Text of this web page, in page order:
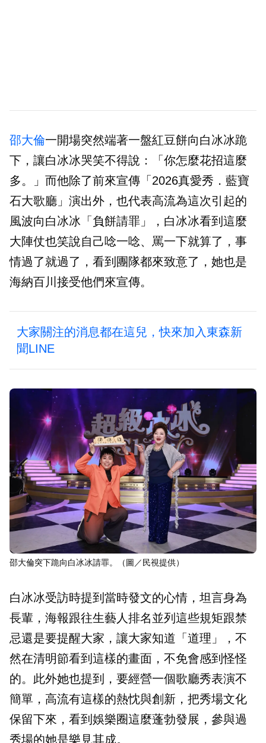
邵大倫一開場突然端著一盤紅豆餅向白冰冰跪
下，讓白冰冰哭笑不得說：「你怎麼花招這麼
多。」而他除了前來宣傳「2026真愛秀．藍寶
石大歌廳」演出外，也代表高流為這次引起的
風波向白冰冰「負餅請罪」，白冰冰看到這麼
大陣仗也笑說自己唸一唸、罵一下就算了，事
情過了就過了，看到團隊都來致意了，她也是
海納百川接受他們來宣傳。
大家關注的消息都在這兒，快來加入東森新
聞LINE
邵大倫突下跪向白冰冰請罪。（圖／民視提供）
白冰冰受訪時提到當時發文的心情，坦言身為
長輩，海報跟往生藝人排名並列這些規矩跟禁
忌還是要提醒大家，讓大家知道「道理」，不
然在清明節看到這樣的畫面，不免會感到怪怪
的。此外她也提到，要經營一個歌廳秀表演不
簡單，高流有這樣的熱忱與創新，把秀場文化
保留下來，看到娛樂圈這麼蓬勃發展，參與過
秀場的她是樂見其成。